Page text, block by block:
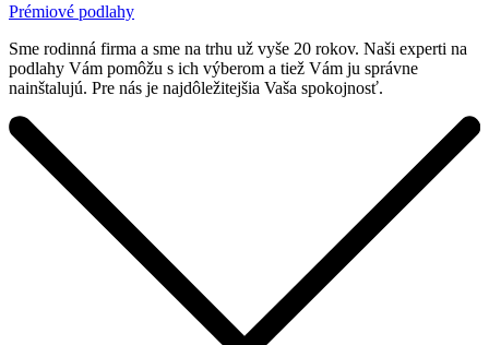
Prémiové podlahy
Sme rodinná firma a sme na trhu už vyše 20 rokov. Naši experti na
podlahy Vám pomôžu s ich výberom a tiež Vám ju správne
nainštalujú. Pre nás je najdôležitejšia Vaša spokojnosť.